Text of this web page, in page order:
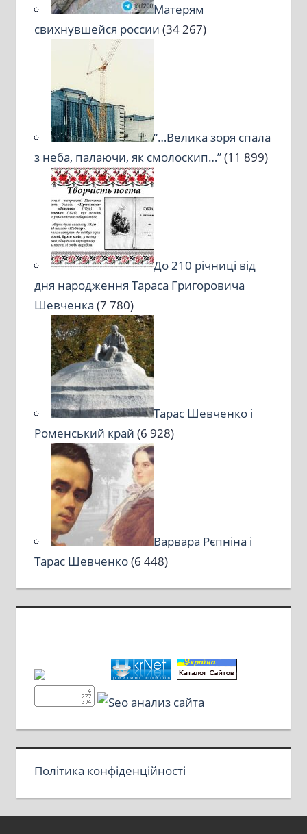
Матерям
свихнувшейся россии (34 267)
“…Велика зоря спала
з неба, палаючи, як смолоскип…”(11 899)
До 210 річниці від
дня народження Тараса Григоровича
Шевченка (7 780)
Тарас Шевченко і
Роменський край (6 928)
Варвара Рєпніна і
Тарас Шевченко(6 448)
Політика конфіденційності